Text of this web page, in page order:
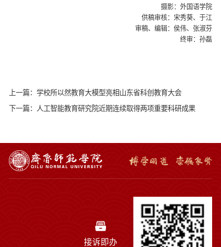
摄影：外国语学院
供稿审核：宋秀葵、于江
审稿、编辑：侯伟、张淑芬
终审：孙磊
上一篇：学校所以然教育大模型亮相山东省科创教育大会
下一篇：人工智能教育研究院近期连续取得两项重要科研成果
接诉即办